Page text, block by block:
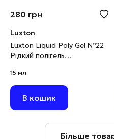
280 грн
Luxton
Luxton Liquid Poly Gel №22
Рідкий полігель
світловідбивний, 15 мл
15 мл
В кошик
Більше